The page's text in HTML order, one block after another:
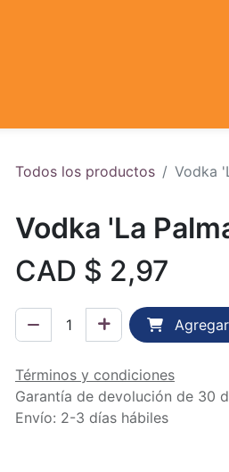
Todos los productos Vodka
Vodka 'La
CAD $ 2,97
Términos y condiciones
Garantía de devolución de 30
Envío: 2-3 días hábiles